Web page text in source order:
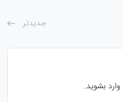
جدیدتر
وارد بشوید.